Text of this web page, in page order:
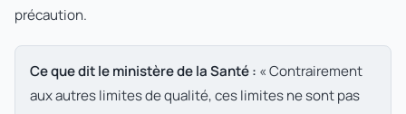
précaution.
Ce que dit le ministère de la Santé : « Contrairement
aux autres limites de qualité, ces limites ne sont pas